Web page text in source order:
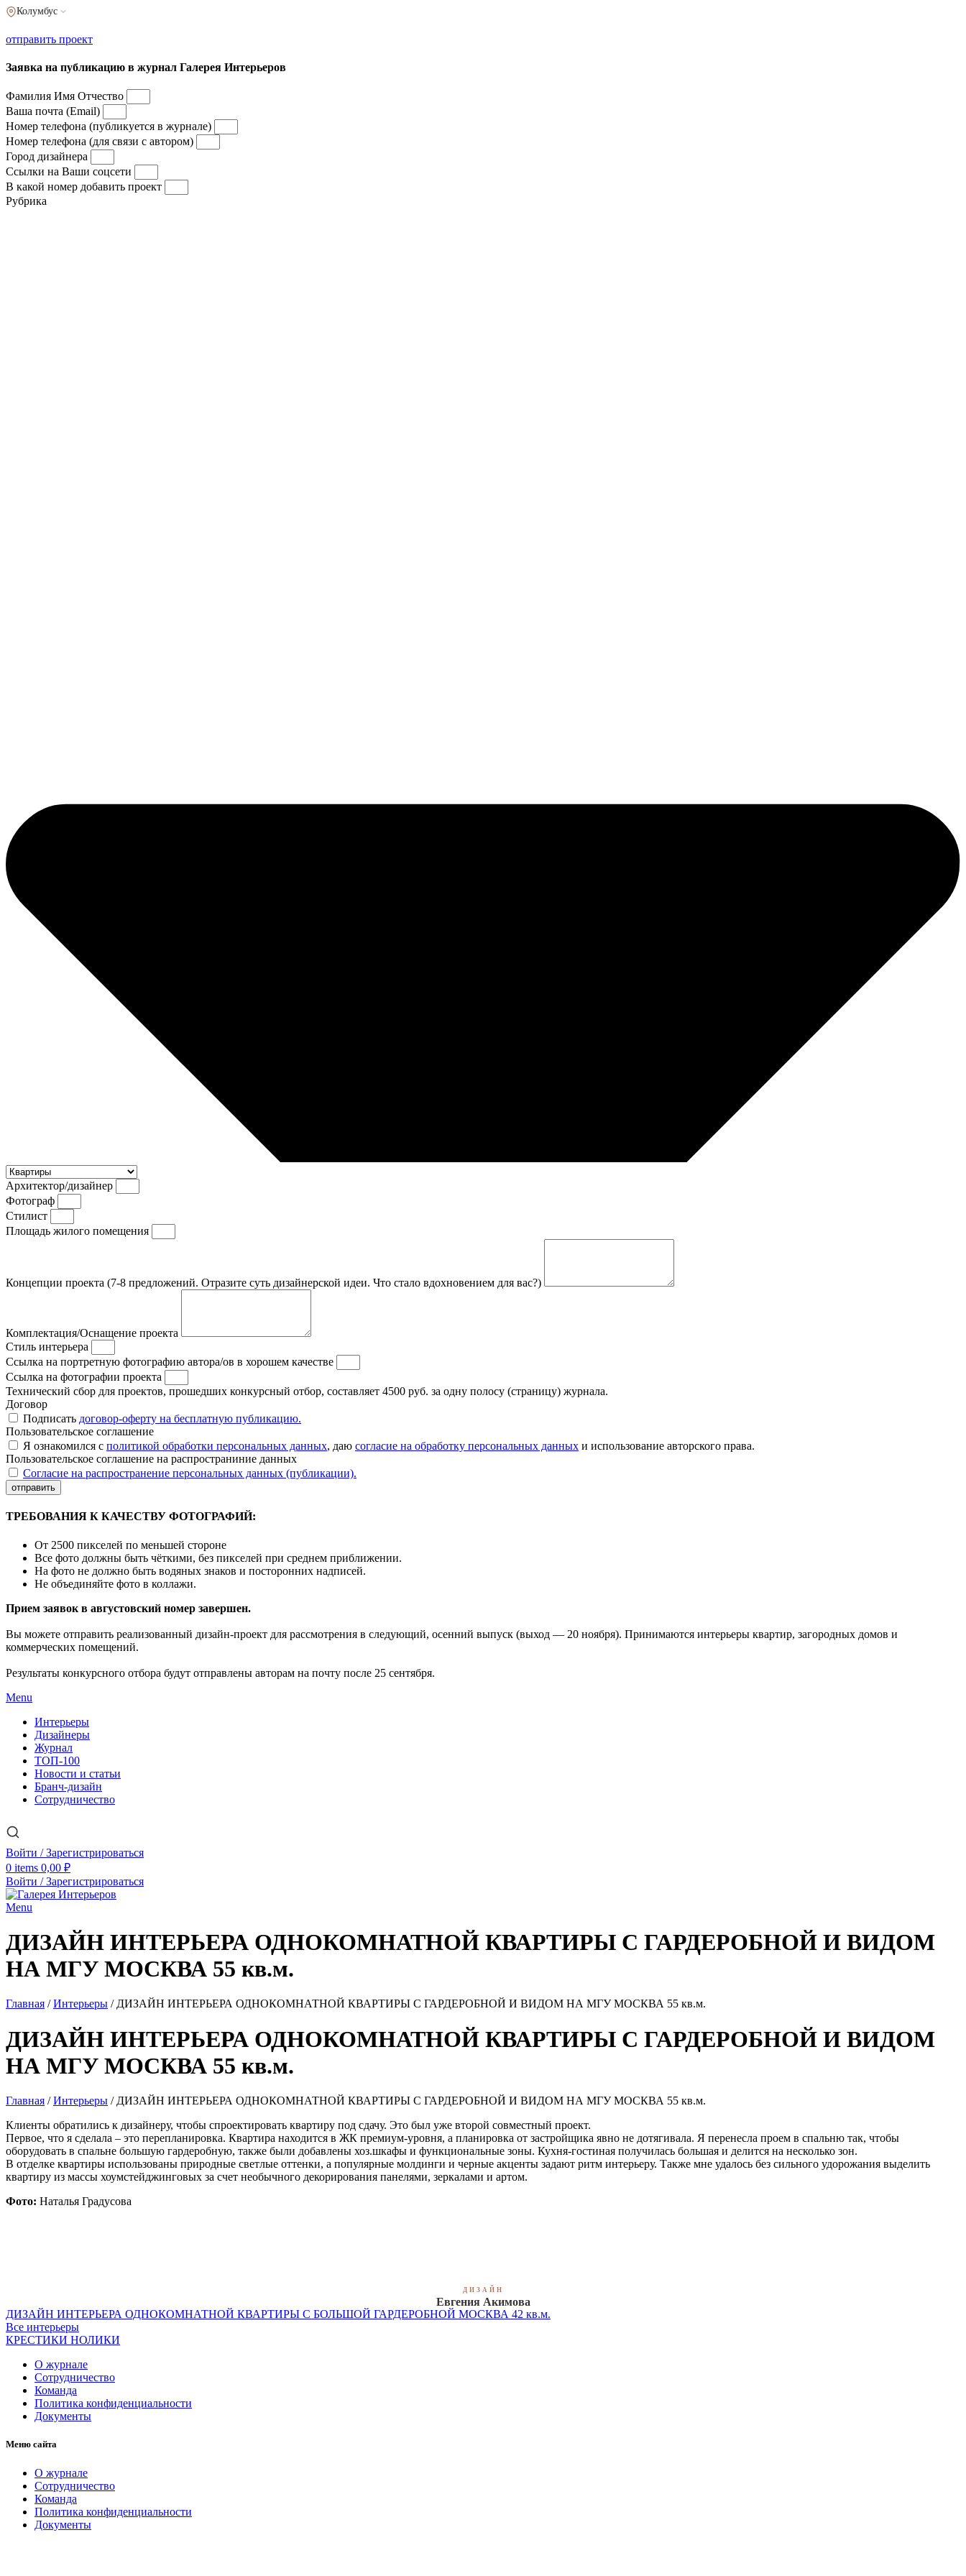
Колумбус
отправить проект
Заявка на публикацию в журнал Галерея Интерьеров
Фамилия Имя Отчество
Ваша почта (Email)
Номер телефона (публикуется в журнале)
Номер телефона (для связи с автором)
Город дизайнера
Ссылки на Ваши соцсети
В какой номер добавить проект
Рубрика
Архитектор/дизайнер
Фотограф
Стилист
Площадь жилого помещения
Концепции проекта (7-8 предложений. Отразите суть дизайнерской идеи. Что стало вдохновением для вас?)
Комплектация/Оснащение проекта
Стиль интерьера
Ссылка на портретную фотографию автора/ов в хорошем качестве
Ссылка на фотографии проекта
Технический сбор для проектов, прошедших конкурсный отбор, составляет 4500 руб. за одну полосу (страницу) журнала.
Договор
Подписать договор-оферту на бесплатную публикацию.
Пользовательское соглашение
Я ознакомился с политикой обработки персональных данных, даю согласие на обработку персональных данных и использование авторского права.
Пользовательское соглашение на распространиние данных
Согласие на распространение персональных данных (публикации).
отправить
ТРЕБОВАНИЯ К КАЧЕСТВУ ФОТОГРАФИЙ:
От 2500 пикселей по меньшей стороне
Все фото должны быть чёткими, без пикселей при среднем приближении.
На фото не должно быть водяных знаков и посторонних надписей.
Не объединяйте фото в коллажи.
Прием заявок в августовский номер завершен.
Вы можете отправить реализованный дизайн-проект для рассмотрения в следующий, осенний выпуск (выход — 20 ноября). Принимаются интерьеры квартир, загородных домов и
коммерческих помещений.
Результаты конкурсного отбора будут отправлены авторам на почту после 25 сентября.
Menu
Интерьеры
Дизайнеры
Журнал
ТОП-100
Новости и статьи
Бранч-дизайн
Сотрудничество
Войти / Зарегистрироваться
0 items 0,00 ₽
Войти / Зарегистрироваться
Menu
ДИЗАЙН ИНТЕРЬЕРА ОДНОКОМНАТНОЙ КВАРТИРЫ С ГАРДЕРОБНОЙ И ВИДОМ
НА МГУ МОСКВА 55 кв.м.
Главная /Интерьеры /ДИЗАЙН ИНТЕРЬЕРА ОДНОКОМНАТНОЙ КВАРТИРЫ С ГАРДЕРОБНОЙ И ВИДОМ НА МГУ МОСКВА 55 кв.м.
ДИЗАЙН ИНТЕРЬЕРА ОДНОКОМНАТНОЙ КВАРТИРЫ С ГАРДЕРОБНОЙ И ВИДОМ
НА МГУ МОСКВА 55 кв.м.
Главная /Интерьеры / ДИЗАЙН ИНТЕРЬЕРА ОДНОКОМНАТНОЙ КВАРТИРЫ С ГАРДЕРОБНОЙ И ВИДОМ НА МГУ МОСКВА 55 кв.м.
Клиенты обратились к дизайнеру, чтобы спроектировать квартиру под сдачу. Это был уже второй совместный проект.
Первое, что я сделала – это перепланировка. Квартира находится в ЖК премиум-уровня, а планировка от застройщика явно не дотягивала. Я перенесла проем в спальню так, чтобы
оборудовать в спальне большую гардеробную, также были добавлены хоз.шкафы и функциональные зоны. Кухня-гостиная получилась большая и делится на несколько зон.
В отделке квартиры использованы природные светлые оттенки, а популярные молдинги и черные акценты задают ритм интерьеру. Также мне удалось без сильного удорожания выделить
квартиру из массы хоумстейджинговых за счет необычного декорирования панелями, зеркалами и артом.
Фото: Наталья Градусова
ДИЗАЙН
Евгения Акимова
ДИЗАЙН ИНТЕРЬЕРА ОДНОКОМНАТНОЙ КВАРТИРЫ С БОЛЬШОЙ ГАРДЕРОБНОЙ МОСКВА 42 кв.м.
Все интерьеры
КРЕСТИКИ НОЛИКИ
О журнале
Сотрудничество
Команда
Политика конфиденциальности
Документы
Меню сайта
О журнале
Сотрудничество
Команда
Политика конфиденциальности
Документы